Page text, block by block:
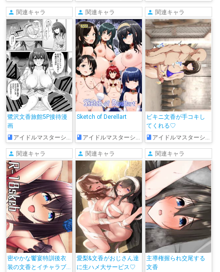
関連キャラ
鷺沢文香旅館5P接待漫
画
アイドルマスターシンデレラガールズ
関連キャラ
Sketch of Derellart
アイドルマスターシンデレラガールズ
関連キャラ
ビキニ文香が手コキし
てくれる♡
アイドルマスターシンデレラガールズ
関連キャラ
密やかな饗宴特訓後衣
装の文香とイチャラブ
関連キャラ
愛梨&文香がおじさん達
に生ハメ大サービス♡
関連キャラ
主導権握られ交尾する
文香